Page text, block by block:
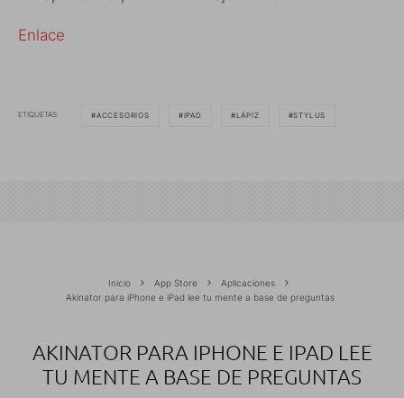
Enlace
ETIQUETAS ACCESORIOS IPAD LÁPIZ STYLUS
Inicio App Store
Aplicaciones
Akinator para iPhone e iPad lee tu mente a base de preguntas
AKINATOR PARA IPHONE E IPAD LEE
TU MENTE A BASE DE PREGUNTAS